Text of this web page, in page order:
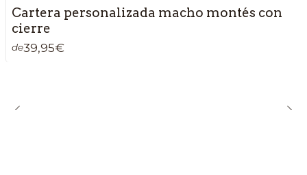
Cartera personalizada macho montés con
cierre
de39,95€